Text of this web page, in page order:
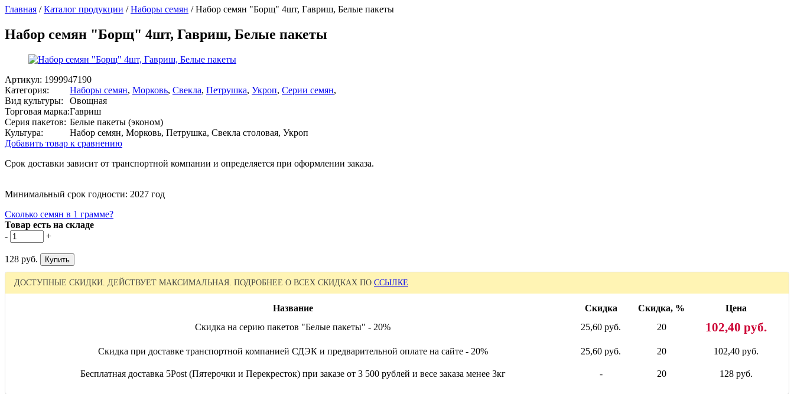
Главная /Каталог продукции /Наборы семян /Набор семян "Борщ" 4шт, Гавриш, Белые пакеты
Набор семян "Борщ" 4шт, Гавриш, Белые пакеты
Артикул: 1999947190
Категория:
Наборы семян, Морковь, Свекла, Петрушка, Укроп, Серии семян,
Вид культуры:
Овощная
Торговая марка:Гавриш
Серия пакетов: Белые пакеты (эконом)
Культура:
Набор семян, Морковь, Петрушка, Свекла столовая, Укроп
Добавить товар к сравнению
Срок доставки зависит от транспортной компании и определяется при оформлении заказа.
Минимальный срок годности: 2027 год
Сколько семян в 1 грамме?
Товар есть на складе
-
+
128 руб.
ДОСТУПНЫЕ СКИДКИ. ДЕЙСТВУЕТ МАКСИМАЛЬНАЯ. ПОДРОБНЕЕ О ВСЕХ СКИДКАХ ПО ССЫЛКЕ
Название Скидка Скидка, %
Цена
Скидка на серию пакетов "Белые пакеты" - 20%
25,60 руб. 20 102,40 руб.
Скидка при доставке транспортной компанией СДЭК и предварительной оплате на сайте - 20% 25,60 руб. 20 102,40 руб.
Бесплатная доставка 5Post (Пятерочки и Перекресток) при заказе от 3 500 рублей и весе заказа менее 3кг - 20 128 руб.